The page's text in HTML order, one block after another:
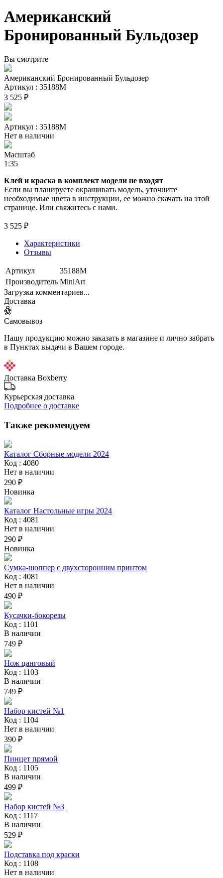
Американский
Бронированный Бульдозер
Вы смотрите
Американский Бронированный Бульдозер
Артикул : 35188М
3 525 ₽
Артикул : 35188М
Нет в наличии
Масштаб
1:35
Клей и краска в комплект модели не входят
Если вы планируете окрашивать модель, уточните
необходимые цвета в инструкции, ее можно скачать на этой
странице. Или свяжитесь с нами.
3 525 ₽
Характеристики
Отзывы
Артикул
35188М
Производитель MiniArt
Загрузка комментариев...
Доставка
Самовывоз
Нашу продукцию можно заказать в магазине и лично забрать
в Пунктах выдачи в Вашем городе.
Доставка Boxberry
Курьерская доставка
Подробнее о доставке
Также рекомендуем
Каталог Сборные модели 2024
Код : 4080
Нет в наличии
290 ₽
Новинка
Каталог Настольные игры 2024
Код : 4081
Нет в наличии
290 ₽
Новинка
Сумка-шоппер с двухсторонним принтом
Код : 4081
Нет в наличии
490 ₽
Кусачки-бокорезы
Код : 1101
В наличии
749 ₽
Нож цанговый
Код : 1103
В наличии
749 ₽
Набор кистей №1
Код : 1104
Нет в наличии
390 ₽
Пинцет прямой
Код : 1105
В наличии
499 ₽
Набор кистей №3
Код : 1117
В наличии
529 ₽
Подставка под краски
Код : 1108
Нет в наличии